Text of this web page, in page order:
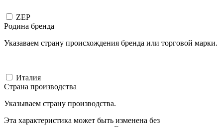
ZEP
Родина бренда
Указаваем страну происхождения бренда или торговой марки.
Италия
Страна производства
Указываем страну производства.
Эта характеристика может быть изменена без